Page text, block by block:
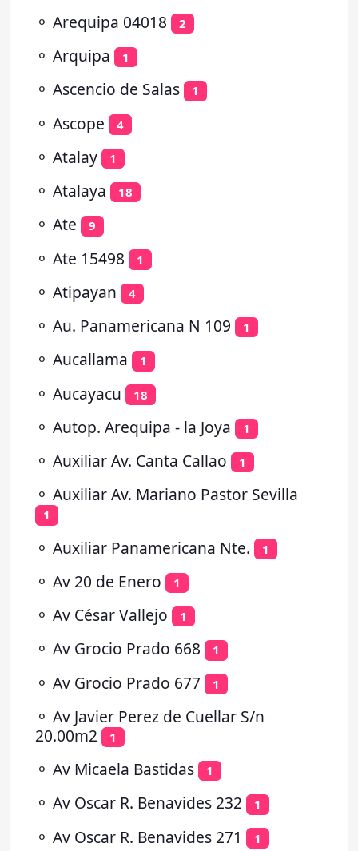
⚬ Arequipa 04018 2
⚬ Arquipa 1
⚬ Ascencio de Salas 1
⚬ Ascope 4
⚬ Atalay 1
⚬ Atalaya 18
⚬ Ate 9
⚬ Ate 15498 1
⚬ Atipayan 4
⚬ Au. Panamericana N 109 1
⚬ Aucallama 1
⚬ Aucayacu 18
⚬ Autop. Arequipa - la Joya 1
⚬ Auxiliar Av. Canta Callao 1
⚬ Auxiliar Av. Mariano Pastor Sevilla
1
⚬ Auxiliar Panamericana Nte. 1
⚬ Av 20 de Enero 1
⚬ Av César Vallejo 1
⚬ Av Grocio Prado 668 1
⚬ Av Grocio Prado 677 1
⚬ Av Javier Perez de Cuellar S/n
20.00m2
1
⚬ Av Micaela Bastidas 1
⚬ Av Oscar R. Benavides 232 1
⚬ Av Oscar R. Benavides 271 1